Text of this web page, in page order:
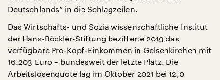
Deutschlands“ in die Schlagzeilen.
Das Wirtschafts- und Sozialwissenschaftliche Institut
der Hans-Böckler-Stiftung bezifferte 2019 das
verfügbare Pro-Kopf-Einkommen in Gelsenkirchen mit
16.203 Euro – bundesweit der letzte Platz. Die
Arbeitslosenquote lag im Oktober 2021 bei 12,0